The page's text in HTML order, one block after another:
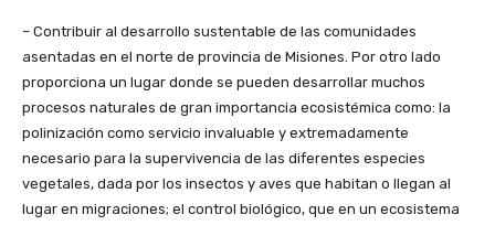
– Contribuir al desarrollo sustentable de las comunidades
asentadas en el norte de provincia de Misiones. Por otro lado
proporciona un lugar donde se pueden desarrollar muchos
procesos naturales de gran importancia ecosistémica como: la
polinización como servicio invaluable y extremadamente
necesario para la supervivencia de las diferentes especies
vegetales, dada por los insectos y aves que habitan o llegan al
lugar en migraciones; el control biológico, que en un ecosistema